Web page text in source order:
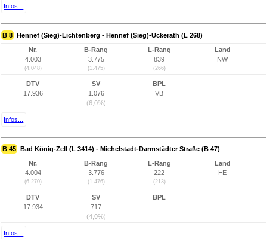
Infos...
B 8 Hennef (Sieg)-Lichtenberg - Hennef (Sieg)-Uckerath (L 268)
Nr.
4.003
(4.048)
B-Rang
3.775
(1.475)
L-Rang
839
(266)
Land
NW
DTV
17.936
SV
1.076
(6,0%)
BPL
VB
Infos...
B 45 Bad König-Zell (L 3414) - Michelstadt-Darmstädter Straße (B 47)
Nr.
4.004
(6.270)
B-Rang
3.776
(1.476)
L-Rang
222
(213)
Land
HE
DTV
17.934
SV
717
(4,0%)
BPL
Infos...